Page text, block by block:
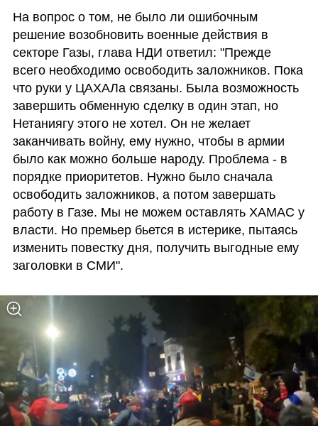
На вопрос о том, не было ли ошибочным
решение возобновить военные действия в
секторе Газы, глава НДИ ответил: "Прежде
всего необходимо освободить заложников. Пока
что руки у ЦАХАЛа связаны. Была возможность
завершить обменную сделку в один этап, но
Нетаниягу этого не хотел. Он не желает
заканчивать войну, ему нужно, чтобы в армии
было как можно больше народу. Проблема - в
порядке приоритетов. Нужно было сначала
освободить заложников, а потом завершать
работу в Газе. Мы не можем оставлять ХАМАС у
власти. Но премьер бьется в истерике, пытаясь
изменить повестку дня, получить выгодные ему
заголовки в СМИ".